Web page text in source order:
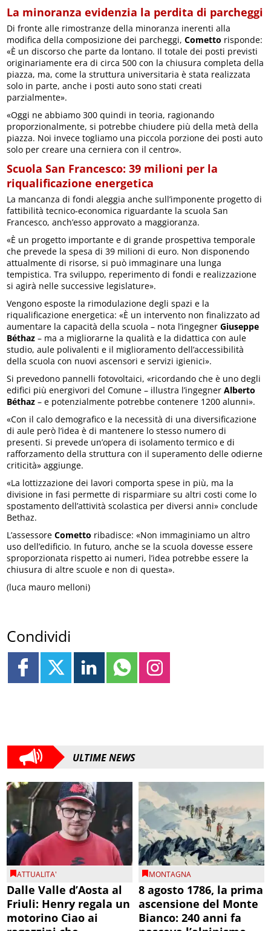
La minoranza evidenzia la perdita di parcheggi
Di fronte alle rimostranze della minoranza inerenti alla
modifica della composizione dei parcheggi,Cometto risponde:
«È un discorso che parte da lontano. Il totale dei posti previsti
originariamente era di circa 500 con la chiusura completa della
piazza, ma, come la struttura universitaria è stata realizzata
solo in parte, anche i posti auto sono stati creati
parzialmente».
«Oggi ne abbiamo 300 quindi in teoria, ragionando
proporzionalmente, si potrebbe chiudere più della metà della
piazza. Noi invece togliamo una piccola porzione dei posti auto
solo per creare una cerniera con il centro».
Scuola San Francesco: 39 milioni per la
riqualificazione energetica
La mancanza di fondi aleggia anche sull’imponente progetto di
fattibilità tecnico-economica riguardante la scuola San
Francesco, anch’esso approvato a maggioranza.
«È un progetto importante e di grande prospettiva temporale
che prevede la spesa di 39 milioni di euro. Non disponendo
attualmente di risorse, si può immaginare una lunga
tempistica. Tra sviluppo, reperimento di fondi e realizzazione
si agirà nelle successive legislature».
Vengono esposte la rimodulazione degli spazi e la
riqualificazione energetica: «È un intervento non finalizzato ad
aumentare la capacità della scuola – nota l’ingegnerGiuseppe
Béthaz – ma a migliorarne la qualità e la didattica con aule
studio, aule polivalenti e il miglioramento dell’accessibilità
della scuola con nuovi ascensori e servizi igienici».
Si prevedono pannelli fotovoltaici, «ricordando che è uno degli
edifici più energivori del Comune – illustra l’ingegnerAlberto
Béthaz – e potenzialmente potrebbe contenere 1200 alunni».
«Con il calo demografico e la necessità di una diversificazione
di aule però l’idea è di mantenere lo stesso numero di
presenti. Si prevede un’opera di isolamento termico e di
rafforzamento della struttura con il superamento delle odierne
criticità» aggiunge.
«La lottizzazione dei lavori comporta spese in più, ma la
divisione in fasi permette di risparmiare su altri costi come lo
spostamento dell’attività scolastica per diversi anni» conclude
Bethaz.
L’assessoreCometto ribadisce: «Non immaginiamo un altro
uso dell’edificio. In futuro, anche se la scuola dovesse essere
sproporzionata rispetto ai numeri, l’idea potrebbe essere la
chiusura di altre scuole e non di questa».
(luca mauro melloni)
Condividi
ULTIME NEWS
ATTUALITA'
Dalle Valle d’Aosta al
Friuli: Henry regala un
motorino Ciao ai
MONTAGNA
8 agosto 1786, la prima
ascensione del Monte
Bianco: 240 anni fa